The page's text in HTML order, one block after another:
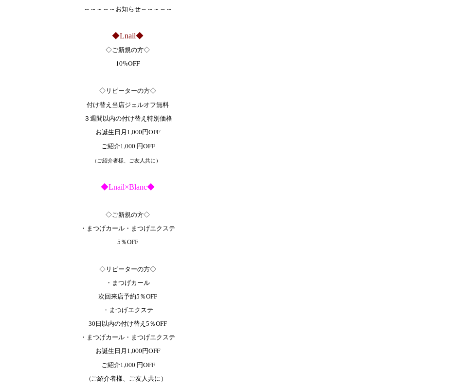
～～～～～お知らせ～～～～～
◆Lnail◆
◇ご新規の方◇
10%OFF
◇リピーターの方◇
付け替え当店ジェルオフ無料
３週間以内の付け替え特別価格
お誕生日月1,000円OFF
ご紹介1,000 円OFF
(ご紹介者様、ご友人共に）
◆Lnail×Blanc◆
◇ご新規の方◇
・まつげカール・まつげエクステ
5％OFF
◇リピーターの方◇
・まつげカール
次回来店予約5％OFF
・まつげエクステ
30日以内の付け替え5％OFF
・まつげカール・まつげエクステ
お誕生日月1,000円OFF
ご紹介1,000 円OFF
(ご紹介者様、ご友人共に）